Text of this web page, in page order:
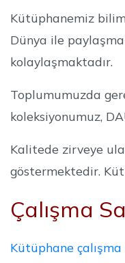
Kütüphanemiz
Dünya ile
kolaylaşmaktadır.
Toplumumuzda
koleksiyonumuz,
Kalitede zirveye
göstermektedir.
Çalışma
Kütüphane çalışma